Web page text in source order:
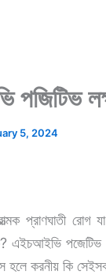
পজিটিভ
5, 2024
প্রাণঘাতী
এইচআইভি
করনীয় কি